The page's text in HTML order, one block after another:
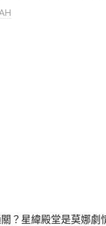
？星緯殿堂是莫娜